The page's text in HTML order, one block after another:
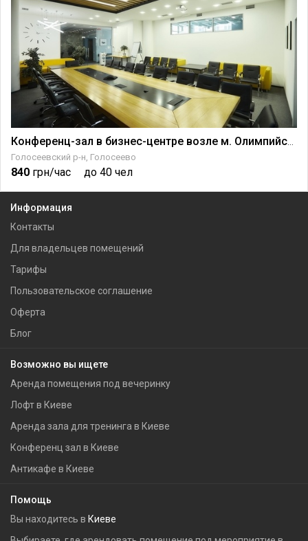
Голосеевский р-н, Голосеево
840 грн/час до 40 чел
Информация
Контакты
Для владельцев помещений
Тарифы
Пользовательское соглашение
Оферта
Блог
Возможно вы ищете
Аренда помещения под вечеринку
Лофт в Киеве
Аренда зала для тренинга в Киеве
Конференц зал в Киеве
Антикафе в Киеве
Помощь
Вы находитесь в Киеве